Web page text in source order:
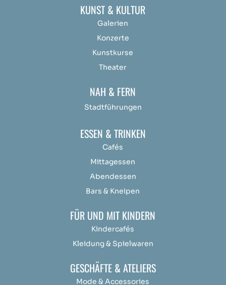
KUNST & KULTUR
Galerien
Konzerte
Kunstkurse
Theater
NAH & FERN
Stadtführungen
ESSEN & TRINKEN
Cafés
Mittagessen
Abendessen
Bars & Kneipen
FÜR UND MIT KINDERN
Kindercafés
Kleidung & Spielwaren
GESCHÄFTE & ATELIERS
Mode & Accessories